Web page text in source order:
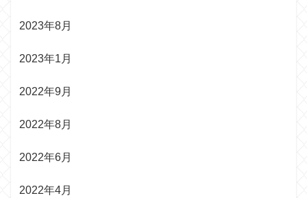
2023年8月
2023年1月
2022年9月
2022年8月
2022年6月
2022年4月